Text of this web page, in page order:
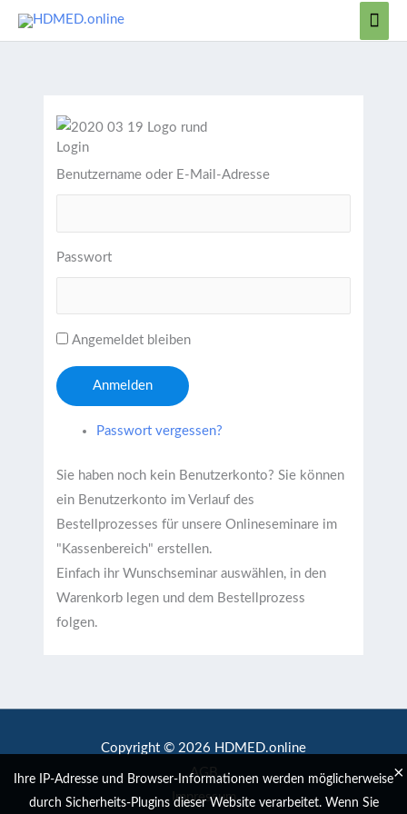
Zum
Login
Benutzername oder E-Mail-Adresse
Passwort
Angemeldet bleiben
Anmelden
Passwort vergessen?
Sie haben noch kein Benutzerkonto? Sie können
ein Benutzerkonto im Verlauf des
Bestellprozesses für unsere Onlineseminare im
"Kassenbereich" erstellen.
Einfach ihr Wunschseminar auswählen, in den
Warenkorb legen und dem Bestellprozess
folgen.
Copyright © 2026 HDMED.online
AGB
Impressum
Ihre IP-Adresse und Browser-Informationen werden möglicherweise
durch Sicherheits-Plugins dieser Website verarbeitet. Wenn Sie
×